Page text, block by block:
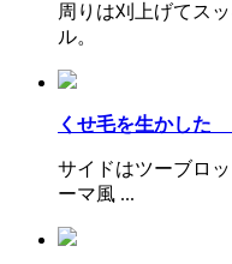
周りは刈上げてス
ル。
くせ毛を生かした
サイドはツーブロ
ーマ風 ...